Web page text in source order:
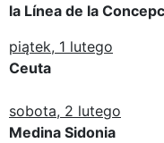
la Línea de la
piątek, 1 lutego
Ceuta
sobota, 2 lutego
Medina Sidonia